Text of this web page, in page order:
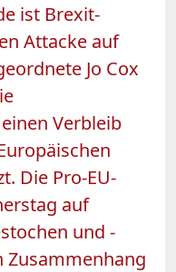
ist Brexit-
Attacke auf
Jo Cox
Verbleib
Die Pro-EU-
auf
und -
Zusammenhang